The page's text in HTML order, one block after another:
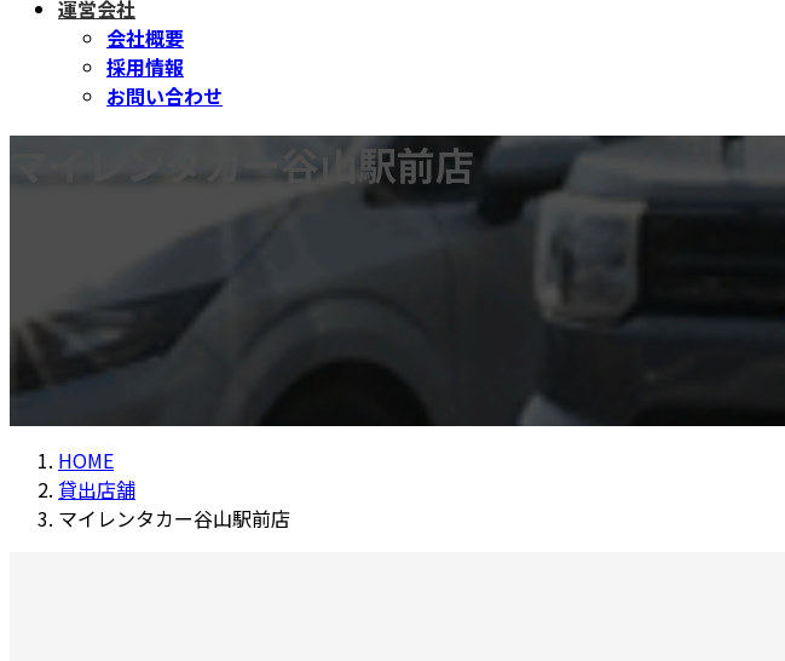
運営会社
会社概要
採用情報
お問い合わせ
マイレンタカー谷山駅前店
HOME
貸出店舗
マイレンタカー谷山駅前店